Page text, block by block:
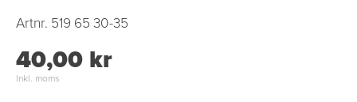
Artnr. 519 65 30-35
40,00 kr
Inkl. moms